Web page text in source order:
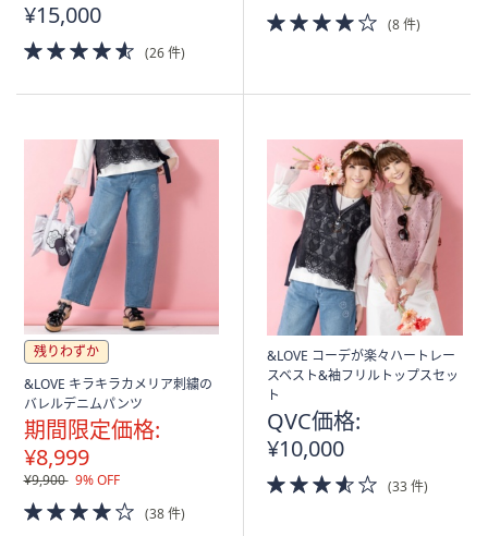
デ
バ
ス
ス
ワ
し
て
閲
覧
で
き
ま
す。
¥15,000
4.5
of
(26 件)
4.0
of
(8 件)
残りわずか
&LOVE キラキラカメリア刺繍の
バレルデニムパンツ
期間限定価格:
¥8,999
¥9,900 9% OFF
4.0
of
(38 件)
&LOVE コーデが楽々ハートレー
スベスト&袖フリルトップスセッ
ト
QVC価格:
¥10,000
3.5
of
(33 件)